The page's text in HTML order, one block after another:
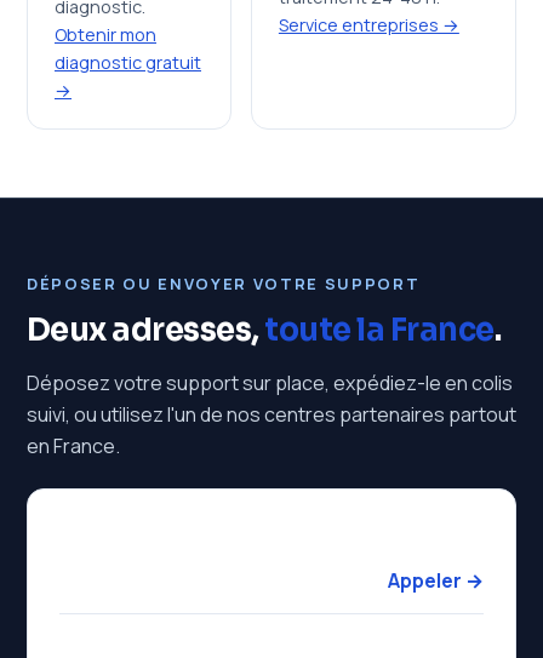
diagnostic.
Obtenir mon
diagnostic gratuit
→
Service entreprises →
DÉPOSER OU ENVOYER VOTRE SUPPORT
Deux adresses,toute la France.
Déposez votre support sur place, expédiez-le en colis
suivi, ou utilisez l'un de nos centres partenaires partout
en France.
Appeler →